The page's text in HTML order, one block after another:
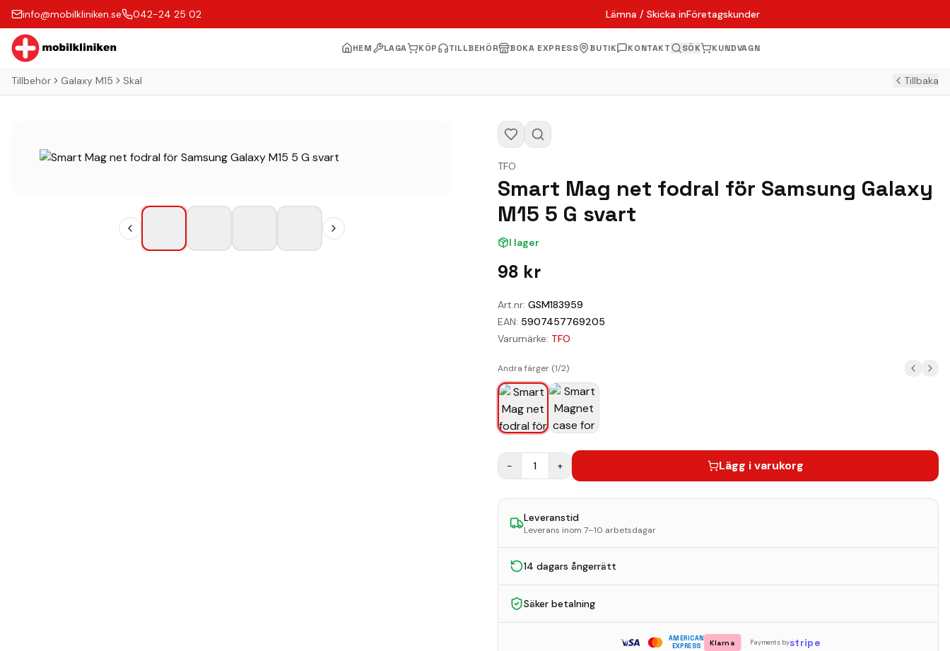
info@mobilkliniken.se 042-24 25 02 Lämna / Skicka inFöretagskunder
HEM LAGA KÖP TILLBEHÖR BOKA EXPRESS BUTIK KONTAKT SÖK KUNDVAGN
Tillbehör Galaxy M15 Skal Tillbaka
TFO
Smart Mag net fodral för Samsung Galaxy
M15 5 G svart
I lager
98 kr
Art.nr: GSM183959
EAN: 5907457769205
Varumärke: TFO
Andra färger (1/2)
− 1 + Lägg i varukorg
Leveranstid
Leverans inom 7–10 arbetsdagar
14 dagars ångerrätt
Säker betalning
AMERICAN
EXPRESS
Klarna Payments bystripe